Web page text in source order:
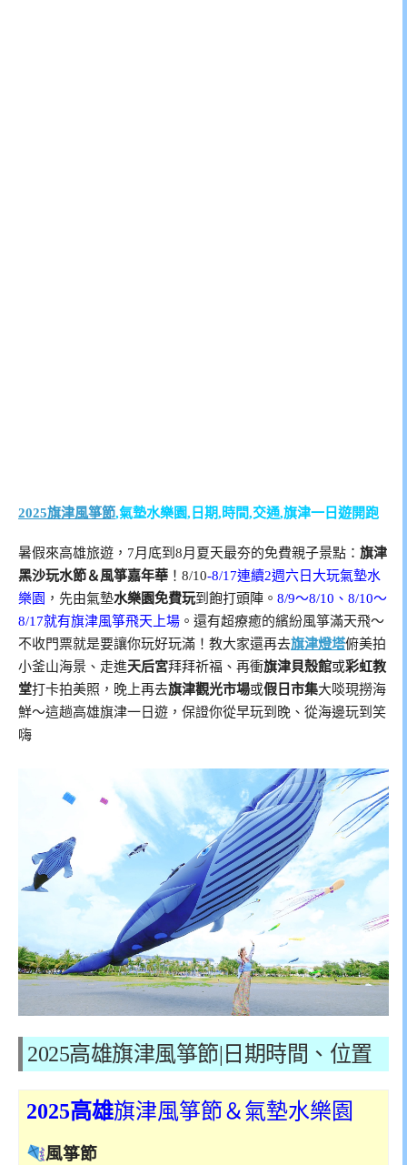
2025旗津風箏節,氣墊水樂園,日期,時間,交通,旗津一日遊開跑
暑假來高雄旅遊，7月底到8月夏天最夯的免費親子景點： 旗津
黑沙玩水節＆風箏嘉年華 ！8/10-8/17連續2週六日大玩氣墊水
樂園 ，先由氣墊水樂園免費玩到飽打頭陣。 8/9～8/10、8/10～
8/17就有旗津風箏飛天上場 。還有超療癒的繽紛風箏滿天飛～
不收門票就是要讓你玩好玩滿！教大家還再去旗津燈塔俯美拍
小釜山海景、走進天后宮拜拜祈福、再衝旗津貝殼館或彩虹教
堂打卡拍美照，晚上再去旗津觀光市場或假日市集大啖現撈海
鮮～這趟高雄旗津一日遊，保證你從早玩到晚、從海邊玩到笑
嗨
2025高雄旗津風箏節|日期時間、位置
2025高雄旗津風箏節＆氣墊水樂園
風箏節